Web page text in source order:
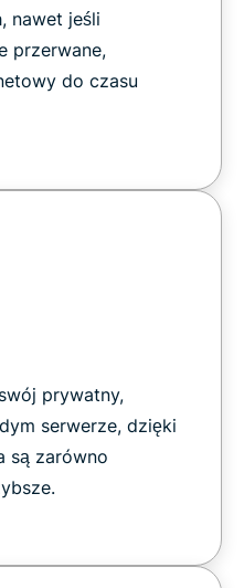
nawet jeśli
przerwane,
do czasu
prywatny,
serwerze, dzięki
są zarówno